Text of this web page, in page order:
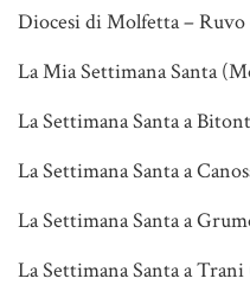
Diocesi di Molfetta –
La Mia Settimana Santa
La Settimana Santa a
La Settimana Santa a
La Settimana Santa a
La Settimana Santa a